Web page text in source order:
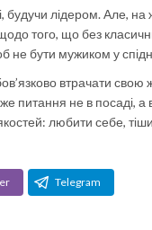
будучи лідером. Але,
того, що без
бути мужиком у
втрачати свою
питання не в посаді,
любити себе,
Telegram